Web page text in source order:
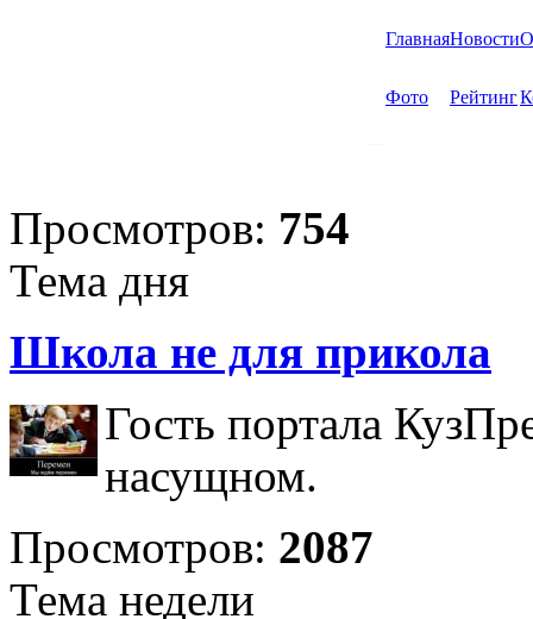
ГлавнаяНовости
Фото Рейтинг
Просмотров: 754
Тема дня
Школа не для прикола
Гость портала
насущном.
Просмотров: 2087
Тема недели